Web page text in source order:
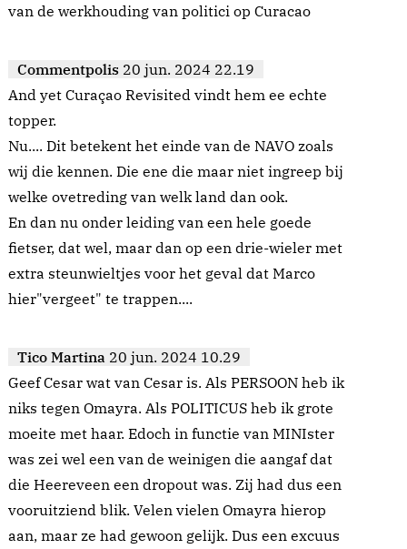
van de werkhouding van politici op Curacao
Commentpolis 20 jun. 2024 22.19
And yet Curaçao Revisited vindt hem ee echte
topper.
Nu.... Dit betekent het einde van de NAVO zoals
wij die kennen. Die ene die maar niet ingreep bij
welke ovetreding van welk land dan ook.
En dan nu onder leiding van een hele goede
fietser, dat wel, maar dan op een drie-wieler met
extra steunwieltjes voor het geval dat Marco
hier"vergeet" te trappen....
Tico Martina 20 jun. 2024 10.29
Geef Cesar wat van Cesar is. Als PERSOON heb ik
niks tegen Omayra. Als POLITICUS heb ik grote
moeite met haar. Edoch in functie van MINIster
was zei wel een van de weinigen die aangaf dat
die Heereveen een dropout was. Zij had dus een
vooruitziend blik. Velen vielen Omayra hierop
aan, maar ze had gewoon gelijk. Dus een excuus